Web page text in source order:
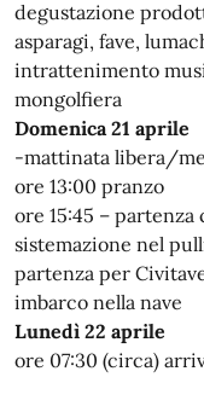
degustazione
asparagi, fave,
intrattenimento
mongolfiera
Domenica 21 aprile
-mattinata libera/
ore 13:00 pranzo
ore 15:45 –
sistemazione nel
partenza per
imbarco nella nave
Lunedì 22 aprile
ore 07:30 (circa)